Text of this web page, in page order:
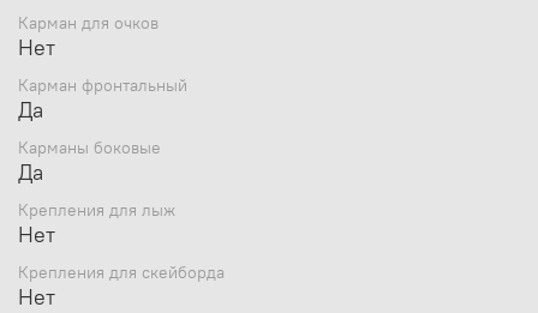
Карман для очков
Нет
Карман фронтальный
Да
Карманы боковые
Да
Крепления для лыж
Нет
Крепления для скейборда
Нет